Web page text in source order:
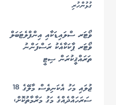
ގުޅުންހުރި
ވޯޓަރ ސްލައިޑަކާއި އިންފްލެޓަބަލް
ވޯޓަރ ޕާކަކާއެކު ރަސްފަންނު
ތަރައްޤީކުރަން ސިޓީ
ޖުލައި މަހު އެކަނިވެސް މާލޭގެ 18
ސަރަހައްދެއްގެ މަގު މަރާމާތުކޮށް،